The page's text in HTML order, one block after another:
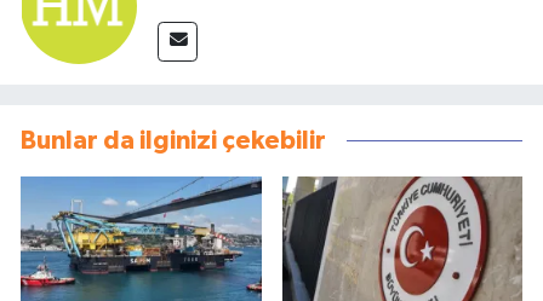
Bunlar da ilginizi çekebilir